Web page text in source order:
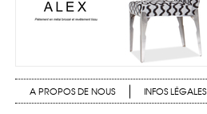
A PROPOS DE NOUS INFOS LÉGALES